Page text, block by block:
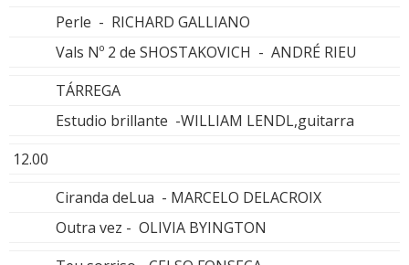
Perle - RICHARD GALLIANO
Vals Nº 2 de SHOSTAKOVICH - ANDRÉ RIEU
TÁRREGA
Estudio brillante -WILLIAM LENDL,guitarra
12.00
Ciranda deLua - MARCELO DELACROIX
Outra vez - OLIVIA BYINGTON